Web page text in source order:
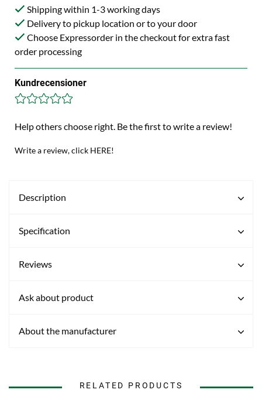
Shipping within 1-3 working days
Delivery to pickup location or to your door
Choose Expressorder in the checkout for extra fast
order processing
Kundrecensioner
Help others choose right. Be the first to write a review!
Write a review, click HERE!
Description
Specification
Reviews
Ask about product
About the manufacturer
RELATED PRODUCTS